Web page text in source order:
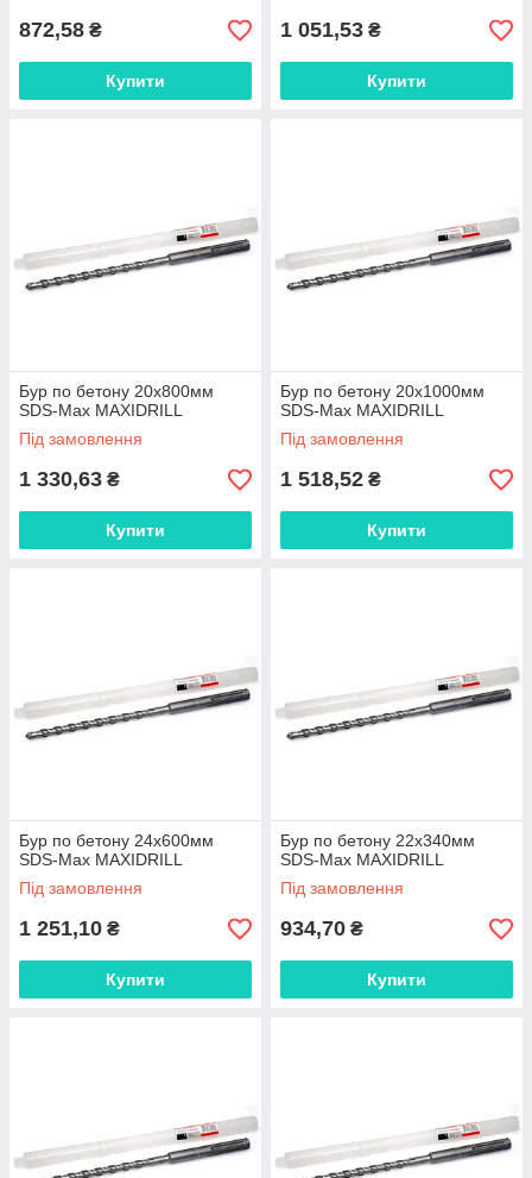
872,58 ₴
Купити
1 051,53 ₴
Купити
Бур по бетону 20x800мм
SDS-Max MAXIDRILL
Під замовлення
1 330,63 ₴
Купити
Бур по бетону 20x1000мм
SDS-Max MAXIDRILL
Під замовлення
1 518,52 ₴
Купити
Бур по бетону 24x600мм
SDS-Max MAXIDRILL
Під замовлення
1 251,10 ₴
Купити
Бур по бетону 22x340мм
SDS-Max MAXIDRILL
Під замовлення
934,70 ₴
Купити